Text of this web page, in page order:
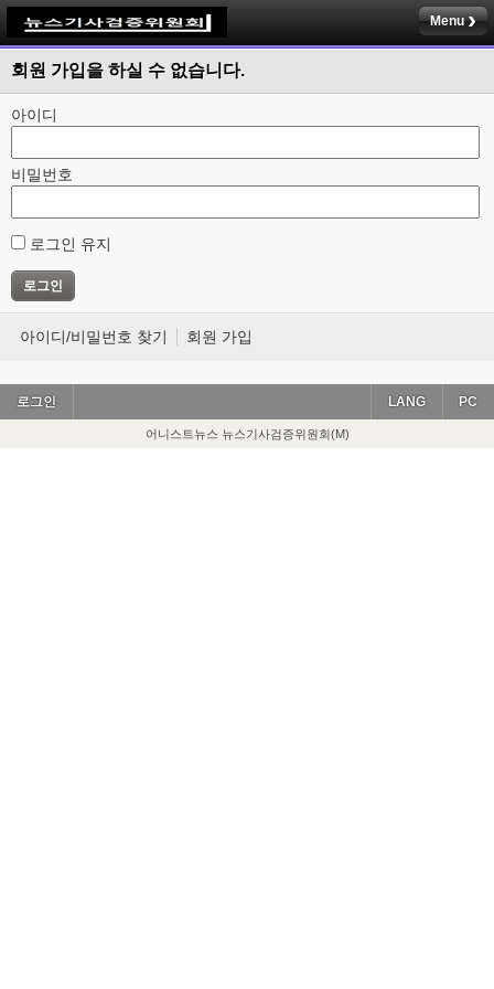
Menu
회원 가입을 하실 수 없습니다.
아이디
비밀번호
로그인 유지
아이디/비밀번호 찾기 회원 가입
로그인 PC
LANG
어니스트뉴스 뉴스기사검증위원회(M)